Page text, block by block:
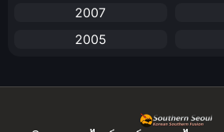
2007
2005